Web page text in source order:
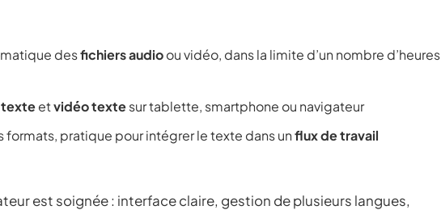
desfichiers audioou vidéo, dans la limite d’un nombre d’heures
texteetvidéo textesur tablette, smartphone ou navigateur
formats, pratique pour intégrer le texte dans unflux de travail
est soignée : interface claire, gestion de plusieurs langues,